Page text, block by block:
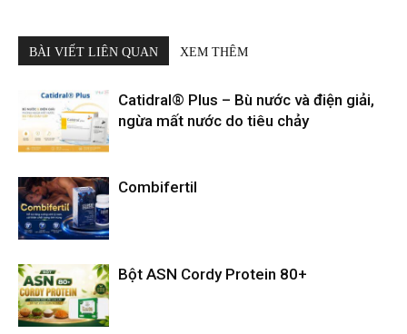
BÀI VIẾT LIÊN QUAN XEM THÊM
Catidral® Plus – Bù nước và điện giải,
ngừa mất nước do tiêu chảy
Combifertil
Bột ASN Cordy Protein 80+